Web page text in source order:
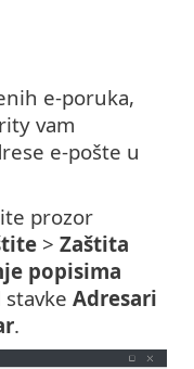
e-poruka,
vam
e-pošte u
prozor
> Zaštita
popisima
Adresari
.